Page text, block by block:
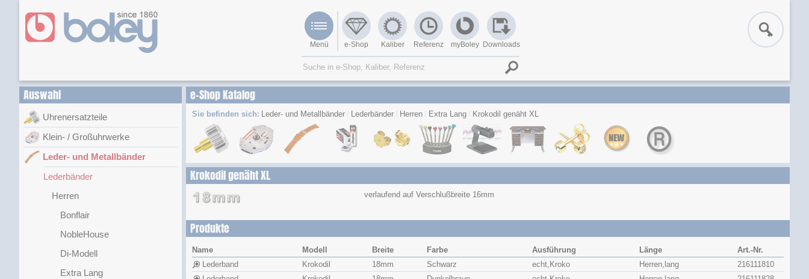
Menü e-Shop Kaliber Referenz myBoley Downloads
Auswahl
Uhrenersatzteile
Klein- / Großuhrwerke
Leder- und Metallbänder
Lederbänder
Herren
Bonflair
NobleHouse
Di-Modell
Extra Lang
e-Shop Katalog
Sie befinden sich: Leder- und Metallbänder Lederbänder Herren Extra Lang Krokodil genäht XL
Krokodil genäht XL
verlaufend auf Verschlußbreite 16mm
Produkte
Name Modell Breite Farbe Ausführung Länge
Art.-Nr.
Lederband
Krokodil 18mm Schwarz echt,Kroko Herren,lang
216111810